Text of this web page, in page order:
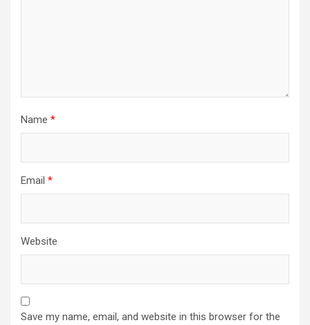
Name *
Email *
Website
Save my name, email, and website in this browser for the